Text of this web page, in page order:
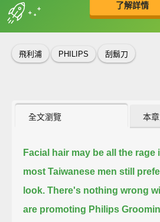
了解詳情
收錄佳句
飛利浦 PHILIPS 刮鬍刀
全文瀏覽 本
Facial hair may be all the rage
most Taiwanese men still
look. There's nothing wrong
are promoting Philips